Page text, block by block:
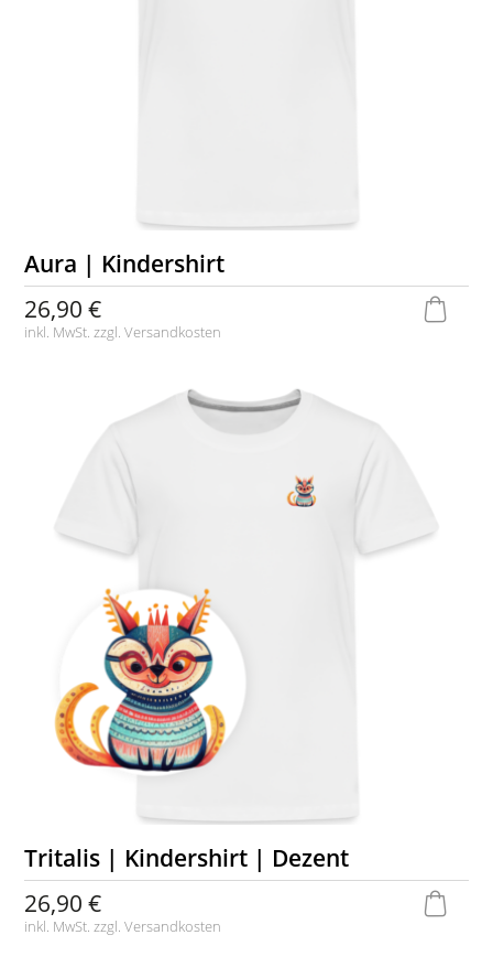
Aura | Kindershirt
26,90 €
inkl. MwSt. zzgl.Versandkosten
Tritalis | Kindershirt | Dezent
26,90 €
inkl. MwSt. zzgl.Versandkosten